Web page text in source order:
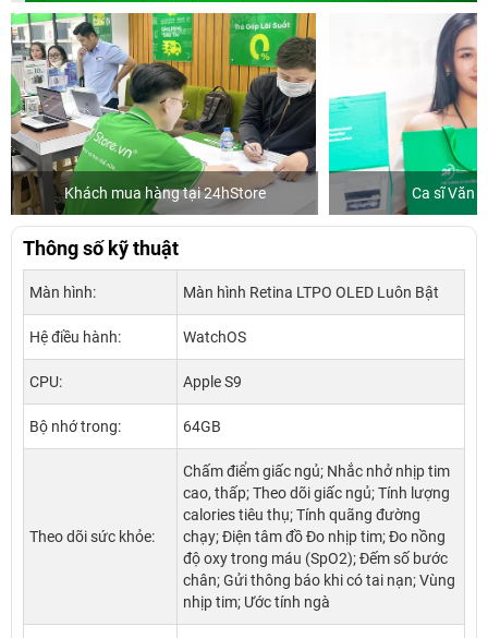
Khách mua hàng tại 24hStore Ca sĩ Văn
Thông số kỹ thuật
Màn hình: Màn hình Retina LTPO OLED Luôn Bật
Hệ điều hành: WatchOS
CPU: Apple S9
Bộ nhớ trong: 64GB
Theo dõi sức khỏe:
Chấm điểm giấc ngủ; Nhắc nhở nhịp tim
cao, thấp; Theo dõi giấc ngủ; Tính lượng
calories tiêu thụ; Tính quãng đường
chạy; Điện tâm đồ Đo nhịp tim; Đo nồng
độ oxy trong máu (SpO2); Đếm số bước
chân; Gửi thông báo khi có tai nạn; Vùng
nhịp tim; Ước tính ngà